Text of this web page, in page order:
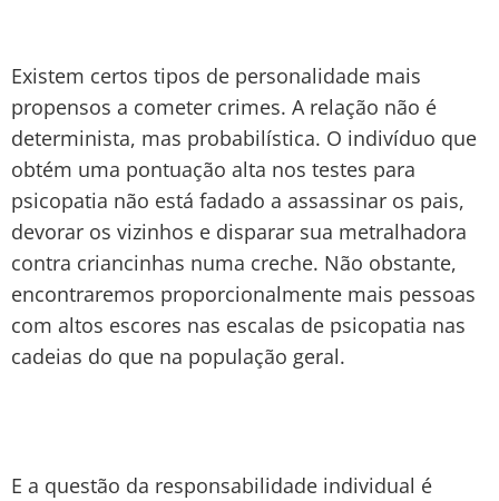
Existem certos tipos de personalidade mais
propensos a cometer crimes. A relação não é
determinista, mas probabilística. O indivíduo que
obtém uma pontuação alta nos testes para
psicopatia não está fadado a assassinar os pais,
devorar os vizinhos e disparar sua metralhadora
contra criancinhas numa creche. Não obstante,
encontraremos proporcionalmente mais pessoas
com altos escores nas escalas de psicopatia nas
cadeias do que na população geral.
E a questão da responsabilidade individual é